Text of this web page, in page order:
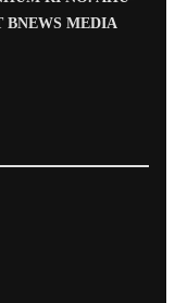
BNEWS MEDIA